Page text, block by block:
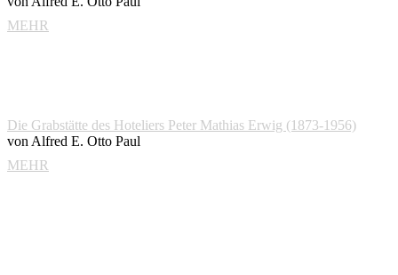
MEHR
Die Grabstätte des Hoteliers Peter Mathias Erwig (1873-1956)
von Alfred E. Otto Paul
MEHR